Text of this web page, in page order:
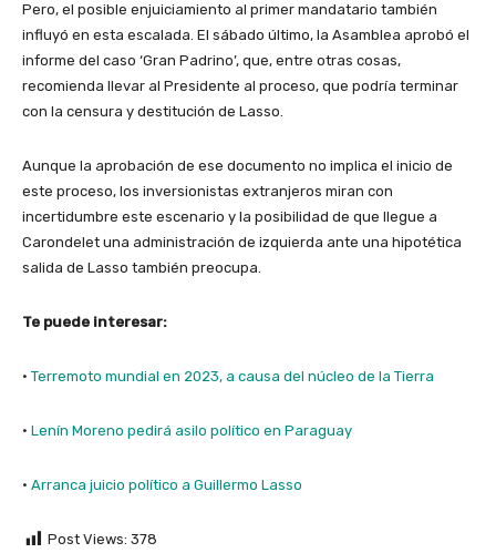
Pero, el posible enjuiciamiento al primer mandatario también
influyó en esta escalada. El sábado último, la Asamblea aprobó el
informe del caso ‘Gran Padrino’, que, entre otras cosas,
recomienda llevar al Presidente al proceso, que podría terminar
con la censura y destitución de Lasso.
Aunque la aprobación de ese documento no implica el inicio de
este proceso, los inversionistas extranjeros miran con
incertidumbre este escenario y la posibilidad de que llegue a
Carondelet una administración de izquierda ante una hipotética
salida de Lasso también preocupa.
Te puede interesar:
· Terremoto mundial en 2023, a causa del núcleo de la Tierra
· Lenín Moreno pedirá asilo político en Paraguay
· Arranca juicio político a Guillermo Lasso
Post Views: 378